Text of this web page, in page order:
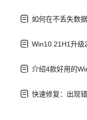
如何在不丢失数
Win10 21H1升级
介绍4款好用的
快速修复：出现